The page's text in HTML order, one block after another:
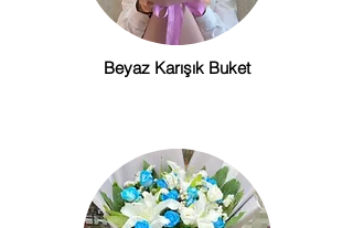
Karışık Buket Çiçekler
Beyaz Karışık Buket